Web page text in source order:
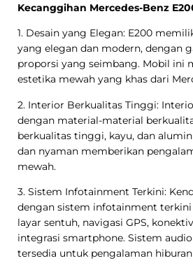
Kecanggihan Mercedes-Benz
1. Desain yang Elegan: E200
yang elegan dan modern, dengan
proporsi yang seimbang. Mobil ini
estetika mewah yang khas dari
2. Interior Berkualitas Tinggi:
dengan material-material
berkualitas tinggi, kayu, dan
dan nyaman memberikan
mewah.
3. Sistem Infotainment Terkini:
dengan sistem infotainment
layar sentuh, navigasi GPS,
integrasi smartphone. Sistem
tersedia untuk pengalaman